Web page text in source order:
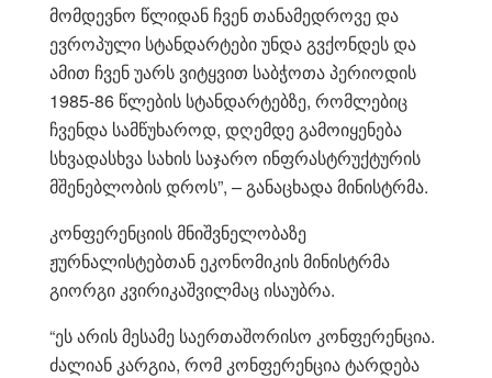
მომდევნო წლიდან ჩვენ თანამედროვე და
ევროპული სტანდარტები უნდა გვქონდეს და
ამით ჩვენ უარს ვიტყვით საბჭოთა პერიოდის
1985-86 წლების სტანდარტებზე, რომლებიც
ჩვენდა სამწუხაროდ, დღემდე გამოიყენება
სხვადასხვა სახის საჯარო ინფრასტრუქტურის
მშენებლობის დროს”, – განაცხადა მინისტრმა.
კონფერენციის მნიშვნელობაზე
ჟურნალისტებთან ეკონომიკის მინისტრმა
გიორგი კვირიკაშვილმაც ისაუბრა.
“ეს არის მესამე საერთაშორისო კონფერენცია.
ძალიან კარგია, რომ კონფერენცია ტარდება